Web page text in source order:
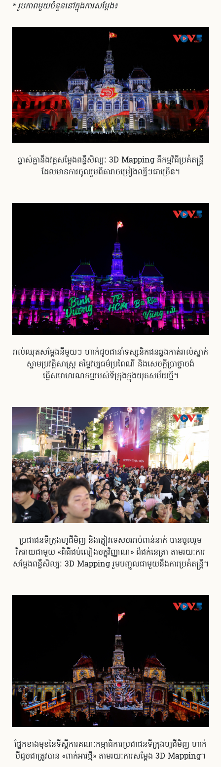
* រូបភាពមួយចំនួននៅក្នុងការសម្តែង៖
ឆ្លាស់គ្នានឹងវគ្គសម្តែងពន្លឺសិល្បៈ 3D Mapping គឺកម្មវិធីប្រគំតន្ត្រី
ដែលមានការចូលរួមពីតារាចម្រៀងល្បីៗជាច្រើន។
រាល់ឈុតសម្តែងនីមួយៗ ហាក់ដូចជានាំទស្សនិកជនឆ្លងកាត់រាល់ស្នាក់
ស្នាមប្រវត្តិសាស្ត្រ តម្លៃវប្បធម៌ប្រពៃណី និងសេចក្តីប្រាថ្នាចង់
ធ្វើសមាហរណកម្មរបស់ទីក្រុងក្នុងយុគសម័យថ្មី។
ប្រជាជនទីក្រុងហូជីមិញ និងភ្ញៀវទេសចររាប់ពាន់នាក់ បានចូលរួម
រីករាយជាមួយ «ពិធីជប់លៀងចក្ខុវិញ្ញាណ» ដ៏ជក់នេត្រា តាមរយៈការ
សម្តែងពន្លឺសិល្បៈ 3D Mapping រួមបញ្ចូលជាមួយនឹងការប្រគំតន្ត្រី។
ផ្នែកខាងមុខនៃទីស្តីការគណៈកម្មាធិការប្រជាជនទីក្រុងហូជីមិញ ហាក់
បីដូចជាត្រូវបាន «ពាក់អាវថ្មី» តាមរយៈការសម្តែង 3D Mapping។